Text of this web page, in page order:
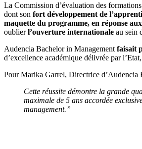
La Commission d’évaluation des
dont son fort développement de
maquette du programme, en réponse
oublierl’ouverture internationale au sein
Audencia Bachelor in Management faisait
d’excellence académique délivrée par
Pour Marika Garrel, Directrice d’Audencia
Cette réussite démontre la grande
maximale de 5 ans accordée
management.”